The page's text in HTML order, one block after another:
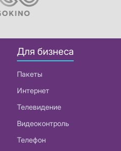
Для бизнеса
Пакеты
Интернет
Телевидение
Видеоконтроль
Телефон